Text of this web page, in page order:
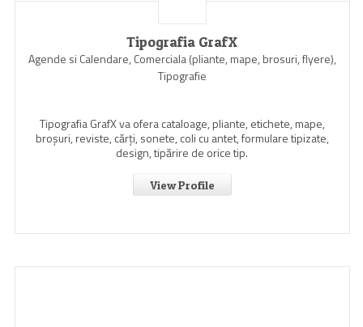
Tipografia GrafX
Agende si Calendare, Comerciala (pliante, mape, brosuri, flyere),
Tipografie
Tipografia GrafX va ofera cataloage, pliante, etichete, mape,
broşuri, reviste, cărţi, sonete, coli cu antet, formulare tipizate,
design, tipărire de orice tip.
View Profile